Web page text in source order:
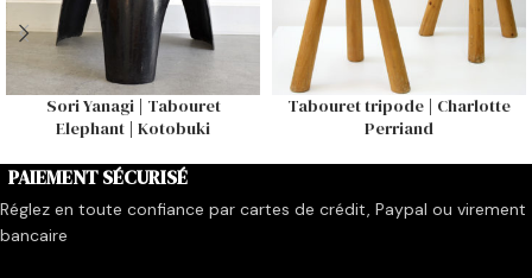
Sori Yanagi | Tabouret
Elephant | Kotobuki
Tabouret tripode | Charlotte
Perriand
PAIEMENT SÉCURISÉ
Réglez en toute confiance par cartes de crédit, Paypal ou virement
bancaire